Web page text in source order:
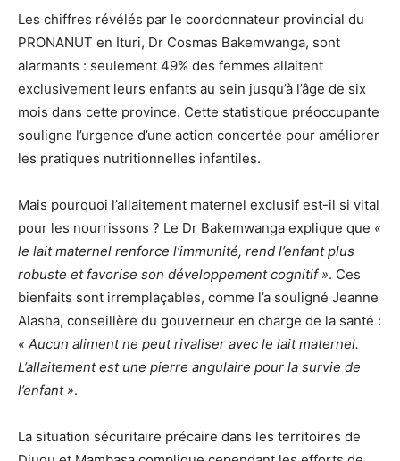
Les chiffres révélés par le coordonnateur provincial du
PRONANUT en Ituri, Dr Cosmas Bakemwanga, sont
alarmants : seulement 49% des femmes allaitent
exclusivement leurs enfants au sein jusqu’à l’âge de six
mois dans cette province. Cette statistique préoccupante
souligne l’urgence d’une action concertée pour améliorer
les pratiques nutritionnelles infantiles.
Mais pourquoi l’allaitement maternel exclusif est-il si vital
pour les nourrissons ? Le Dr Bakemwanga explique que «
le lait maternel renforce l’immunité, rend l’enfant plus
robuste et favorise son développement cognitif ». Ces
bienfaits sont irremplaçables, comme l’a souligné Jeanne
Alasha, conseillère du gouverneur en charge de la santé :
« Aucun aliment ne peut rivaliser avec le lait maternel.
L’allaitement est une pierre angulaire pour la survie de
l’enfant ».
La situation sécuritaire précaire dans les territoires de